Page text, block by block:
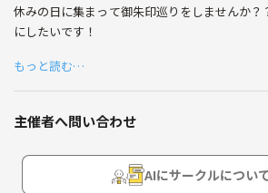
休みの日に集まって御朱印巡りをしませんか
にしたいです！
もっと読む…
主催者へ問い合わせ
AIにサークルについ